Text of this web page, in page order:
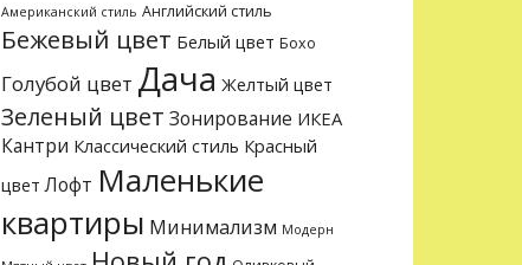
Американский стиль Английский стиль
Бежевый цвет Белый цвет Бохо
Голубой цвет Дача Желтый цвет
Зеленый цвет Зонирование ИКЕА
Кантри Классический стиль Красный
цвет Лофт Маленькие
квартиры Минимализм Модерн